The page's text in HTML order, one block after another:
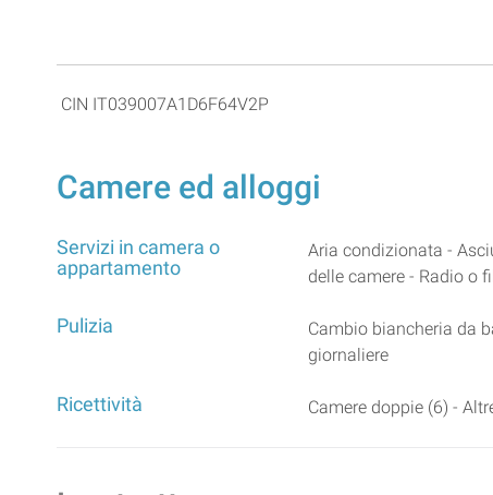
CIN IT039007A1D6F64V2P
Camere ed alloggi
Servizi in camera o
appartamento
Aria condizionata -
delle camere - Radio o
Pulizia
Cambio biancheria da
giornaliere
Ricettività Camere doppie (6) -